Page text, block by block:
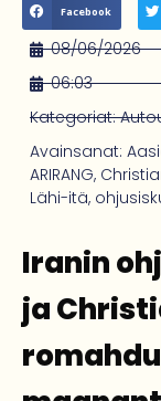
Facebook
08/06/2026
06:03
Kategoriat:
Avainsanat:
ARIRANG,
Lähi-itä,
Iranin
ja